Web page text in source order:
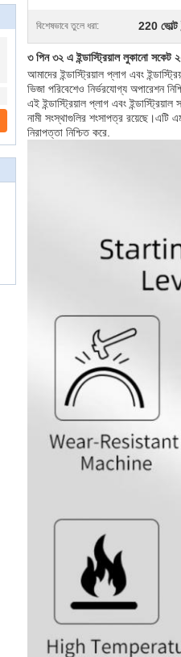
বিশেষভাবে তুলে ধরা: 220 ভোল্ট
৩ পিন ৩২ এ ইন্ডাস্ট্রিয়াল লুকানো সকেট
আমাদের ইন্ডাস্ট্রিয়াল প্লাগ এবং
ভিজা পরিবেশেও নির্ভরযোগ্য অপারেশন
এই ইন্ডাস্ট্রিয়াল প্লাগ এবং
নামী সংস্থাগুলির শংসাপত্র রয়েছে।এটি
নিরাপত্তা নিশ্চিত করে.